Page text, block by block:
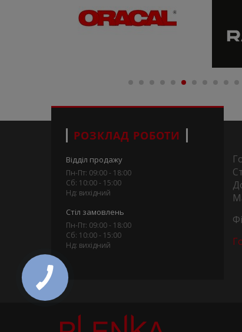
РОЗКЛАД РОБОТИ
Відділ продажу
Пн-Пт: 09:00 - 18:00
Сб: 10:00 - 15:00
Нд: вихідний
Стіл замовлень
Пн-Пт: 09:00 - 18:00
Сб: 10:00 - 15:00
Нд: вихідний